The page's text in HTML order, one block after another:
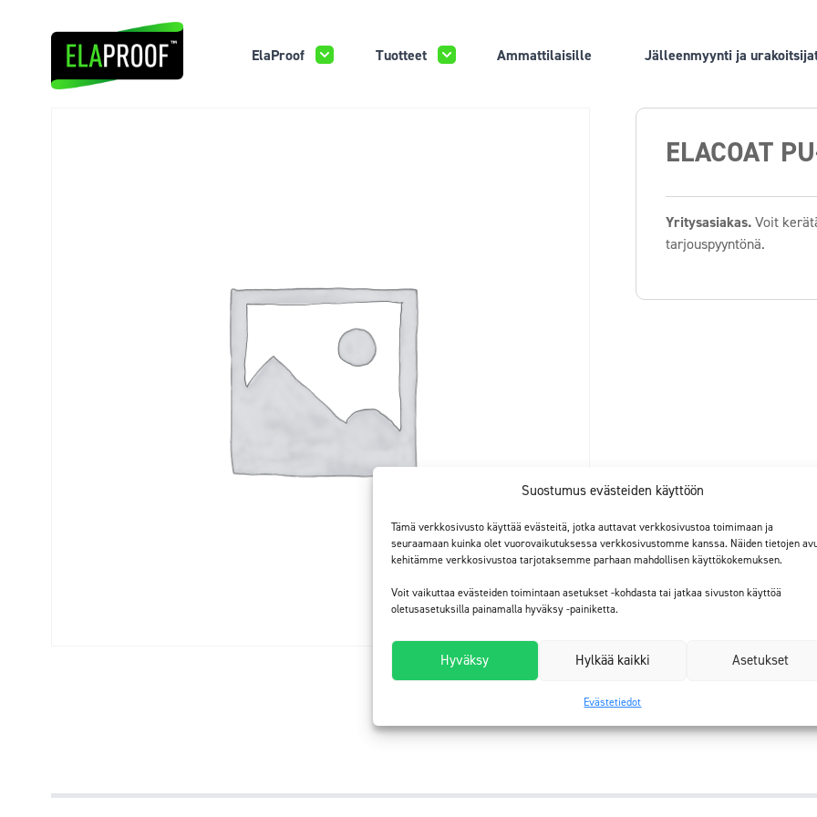
Suostumus evästeiden käyttöön
Tämä verkkosivusto käyttää evästeitä, jotka auttavat verkkosivustoa toimimaan ja
seuraamaan kuinka olet vuorovaikutuksessa verkkosivustomme kanssa. Näiden tietojen
kehitämme verkkosivustoa tarjotaksemme parhaan mahdollisen käyttökokemuksen.
Voit vaikuttaa evästeiden toimintaan asetukset -kohdasta tai jatkaa sivuston käyttöä
oletusasetuksilla painamalla hyväksy -painiketta.
Hyväksy Hylkää kaikki Asetukset
Evästetiedot
ElaProof Tuotteet Ammattilaisille Jälleenmyynti ja
ELACOAT
Yritysasiakas.Voit
tarjouspyyntönä.